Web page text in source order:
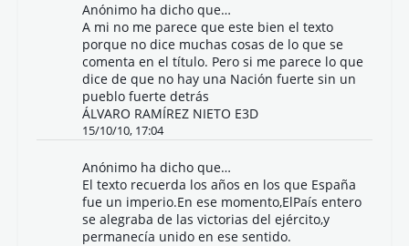
Anónimo ha dicho que…
A mi no me parece que este bien el texto
porque no dice muchas cosas de lo que se
comenta en el título. Pero si me parece lo que
dice de que no hay una Nación fuerte sin un
pueblo fuerte detrás
ÁLVARO RAMÍREZ NIETO E3D
15/10/10, 17:04
Anónimo ha dicho que…
El texto recuerda los años en los que España
fue un imperio.En ese momento,ElPaís entero
se alegraba de las victorias del ejército,y
permanecía unido en ese sentido.